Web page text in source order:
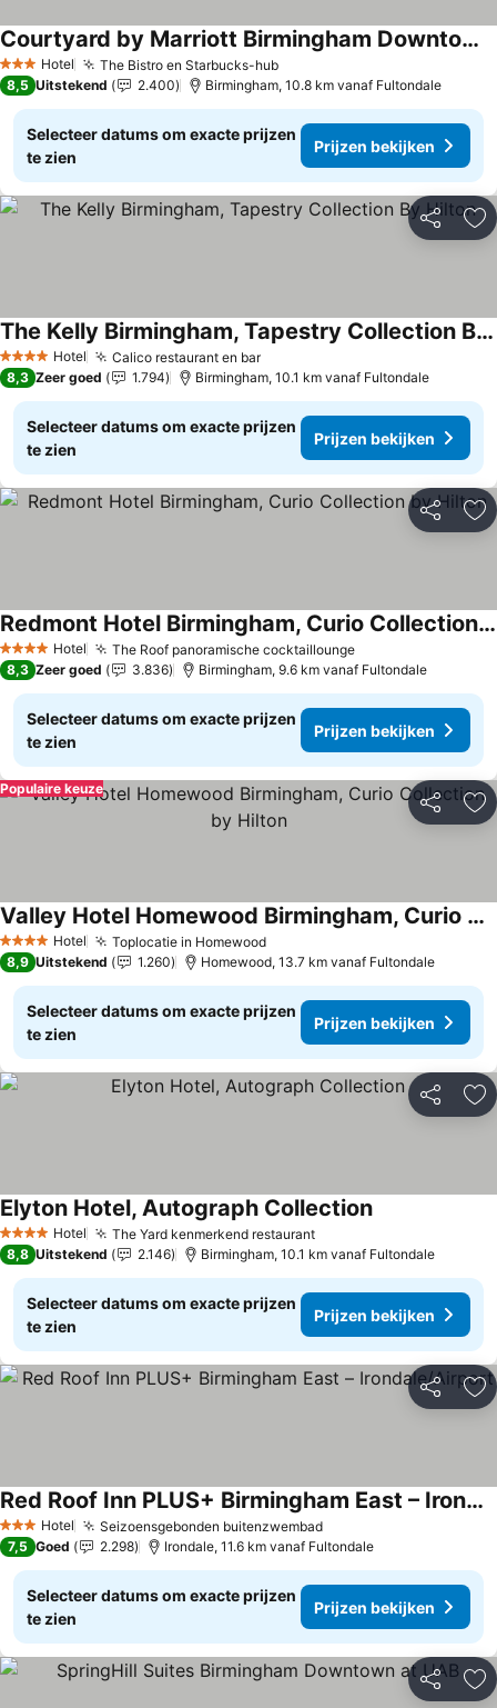
3 SterrenHotel The Bistro en Starbucks-hub
Courtyard by Marriott Birmingham Downtown at UAB
8,5 Uitstekend 2.400 Birmingham, 10.8 km vanaf Fultondale
Selecteer datums om exacte prijzen
te zien
Prijzen bekijken
Delen
4 SterrenHotel Calico restaurant en bar
The Kelly Birmingham, Tapestry Collection By Hilton
8,3 Zeer goed 1.794 Birmingham, 10.1 km vanaf Fultondale
Selecteer datums om exacte prijzen
te zien
Prijzen bekijken
Delen
4 SterrenHotel The Roof panoramische cocktaillounge
Redmont Hotel Birmingham, Curio Collection by Hilton
8,3 Zeer goed 3.836 Birmingham, 9.6 km vanaf Fultondale
Selecteer datums om exacte prijzen
te zien
Prijzen bekijken
Delen
Populaire keuze
4 SterrenHotel Toplocatie in Homewood
Valley Hotel Homewood Birmingham, Curio Collection by Hilton
8,9 Uitstekend 1.260 Homewood, 13.7 km vanaf Fultondale
Selecteer datums om exacte prijzen
te zien
Prijzen bekijken
Delen
4 SterrenHotel The Yard kenmerkend restaurant
Elyton Hotel, Autograph Collection
8,8 Uitstekend 2.146 Birmingham, 10.1 km vanaf Fultondale
Selecteer datums om exacte prijzen
te zien
Prijzen bekijken
Delen
3 SterrenHotel Seizoensgebonden buitenzwembad
Red Roof Inn PLUS+ Birmingham East – Irondale/Airport
7,5 Goed 2.298 Irondale, 11.6 km vanaf Fultondale
Selecteer datums om exacte prijzen
te zien
Prijzen bekijken
Delen